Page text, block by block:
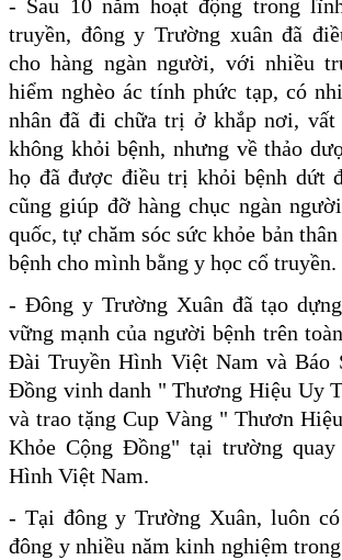
- Sau 10 năm hoạt động trong
truyền, đông y Trường xuân đã
cho hàng ngàn người, với nhiều
hiểm nghèo ác tính phức tạp, có
nhân đã đi chữa trị ở khắp nơi, vất
không khỏi bệnh, nhưng về thảo
họ đã được điều trị khỏi bệnh dứt
cũng giúp đỡhàng chục ngàn
quốc, tự chăm sóc sức khỏe bản
bệnh cho mình bằng y học cổ truyền.
- Đông y Trường Xuân đã tạo
vững mạnh của người bệnh trên
Đài Truyền Hình Việt Nam và Báo
Đồng vinh danh " Thương Hiệu Uy
và trao tặng Cup Vàng " Thươn
Khỏe Cộng Đồng" tại trường
Hình Việt Nam.
- Tại đông y Trường Xuân, luôn
đông y nhiều năm kinh nghiệm